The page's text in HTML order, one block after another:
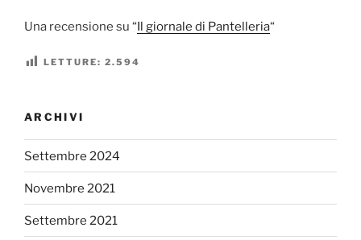
Una recensione su “ Il giornale di Pantelleria“
LETTURE: 2.594
ARCHIVI
Settembre 2024
Novembre 2021
Settembre 2021